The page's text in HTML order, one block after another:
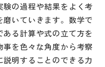
の過程や結果をよく考
いていきます。数学で
る計算や式の立て方を
を色々な角度から考察
明することのできる力